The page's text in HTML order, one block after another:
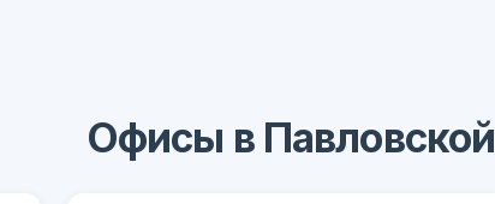
Офисы в Павловской